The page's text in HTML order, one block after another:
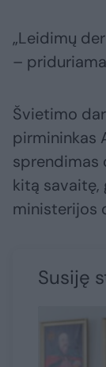
„Leidimų
–
Švietimo
pirmininkas
sprendimas
kitą savaitę,
ministerijos
Susiję